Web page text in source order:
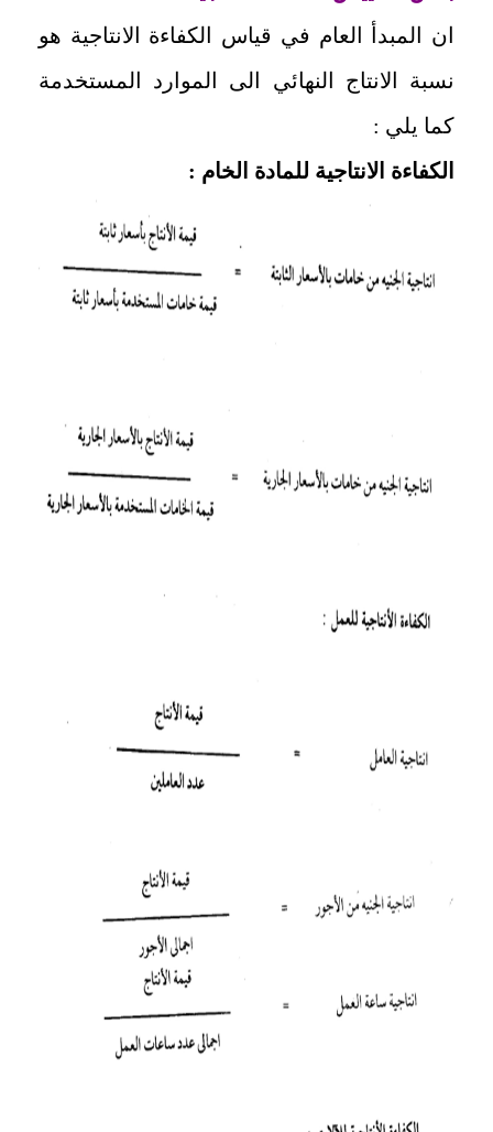
ان المبدأ العام في قياس الكفاءة الانتاجية هو
نسبة الانتاج النهائي الى الموارد المستخدمة
كما يلي :
الكفاءة الانتاجية للمادة الخام :